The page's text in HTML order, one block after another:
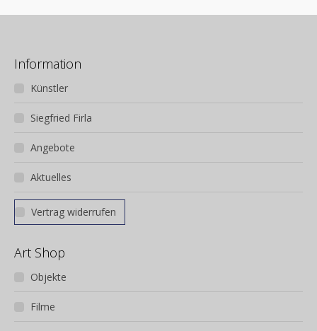
Information
Künstler
Siegfried Firla
Angebote
Aktuelles
Vertrag widerrufen
Art Shop
Objekte
Filme